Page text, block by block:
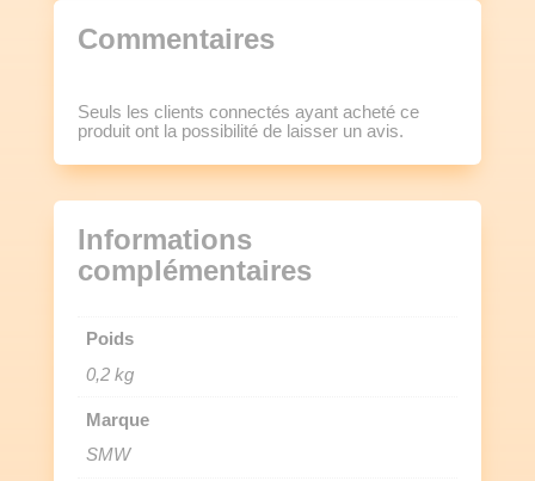
Commentaires
Seuls les clients connectés ayant acheté ce
produit ont la possibilité de laisser un avis.
Informations
complémentaires
Poids
0,2 kg
Marque
SMW